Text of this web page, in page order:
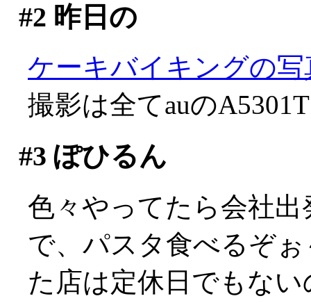
#2 昨日の
ケーキバイキングの写
撮影は全てauの
#3 ぽひるん
色々やってたら会社
で、パスタ食べるぞ
た店は定休日でもな